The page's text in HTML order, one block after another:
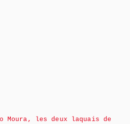
Moura, les deux laquais de